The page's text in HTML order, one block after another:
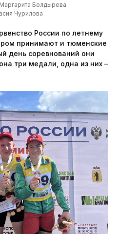
Болдырева
Чурилова
России по летнему
принимают и тюменские
день соревнований они
три медали, одна из них –